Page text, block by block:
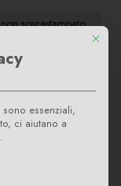
This
essenziali,
ci aiutano a
for which consent